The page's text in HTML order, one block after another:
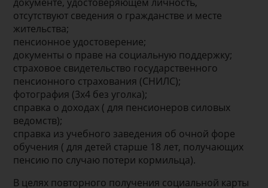
отсутствуют сведения о гражданстве и месте
жительства;
пенсионное удостоверение;
документы о праве на социальную поддержку;
страховое свидетельство государственного
пенсионного страхования (СНИЛС);
фотография (3х4 без уголка);
справка о доходах ( для пенсионеров силовых
ведомств);
справка из учебного заведения об очной форе
обучения ( для детей старше 18 лет, получающих
пенсию по случаю потери кормильца).
В целях повторного получения социальной карты